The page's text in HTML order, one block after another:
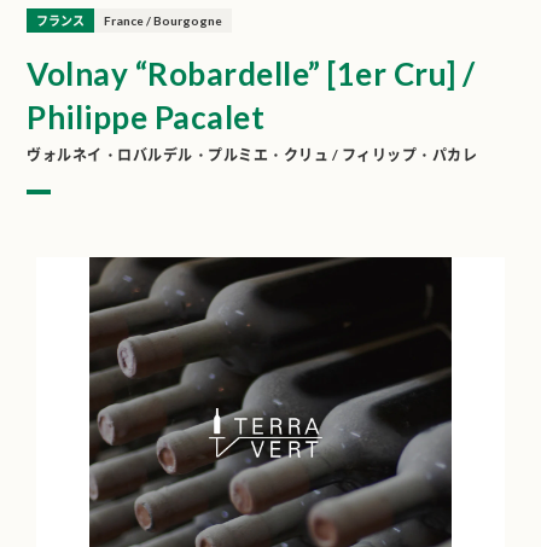
Volnay “Robardelle” [1er Cru] /
Philippe Pacalet
ヴォルネイ・ロバルデル・プルミエ・クリュ / フィリップ・パカレ
フランス France / Bourgogne